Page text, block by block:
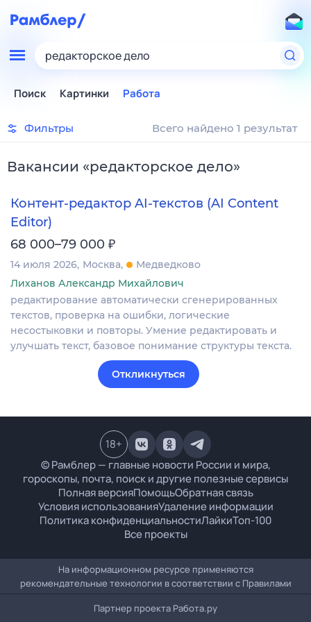
редакторское дело
Поиск Картинки Работа
Фильтры Всего найдено 1 результат
Вакансии «редакторское дело»
Контент-редактор AI-текстов (AI Content
Editor)
68 000–79 000 ₽
14 июля 2026 Москва
Медведково
Лиханов Александр Михайлович
редактирование автоматически сгенерированных
текстов, проверка на ошибки, логические
несостыковки и повторы. Умение редактировать и
улучшать текст, базовое понимание структуры текста.
Откликнуться
© Рамблер — главные новости России и мира,
гороскопы, почта, поиск и другие полезные сервисы
Полная версияПомощьОбратная связь
Условия использованияУдаление информации
Политика конфиденциальностиЛайкиТоп-100
Все проекты
18+
На информационном ресурсе применяются
рекомендательные технологии в соответствии с Правилами
Партнер проекта Работа.ру